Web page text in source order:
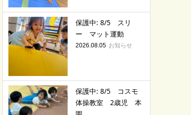
保護中: 8/5 スリ
ー マット運動
2026.08.05 お知らせ
保護中: 8/5 コスモ
体操教室 2歳児 本